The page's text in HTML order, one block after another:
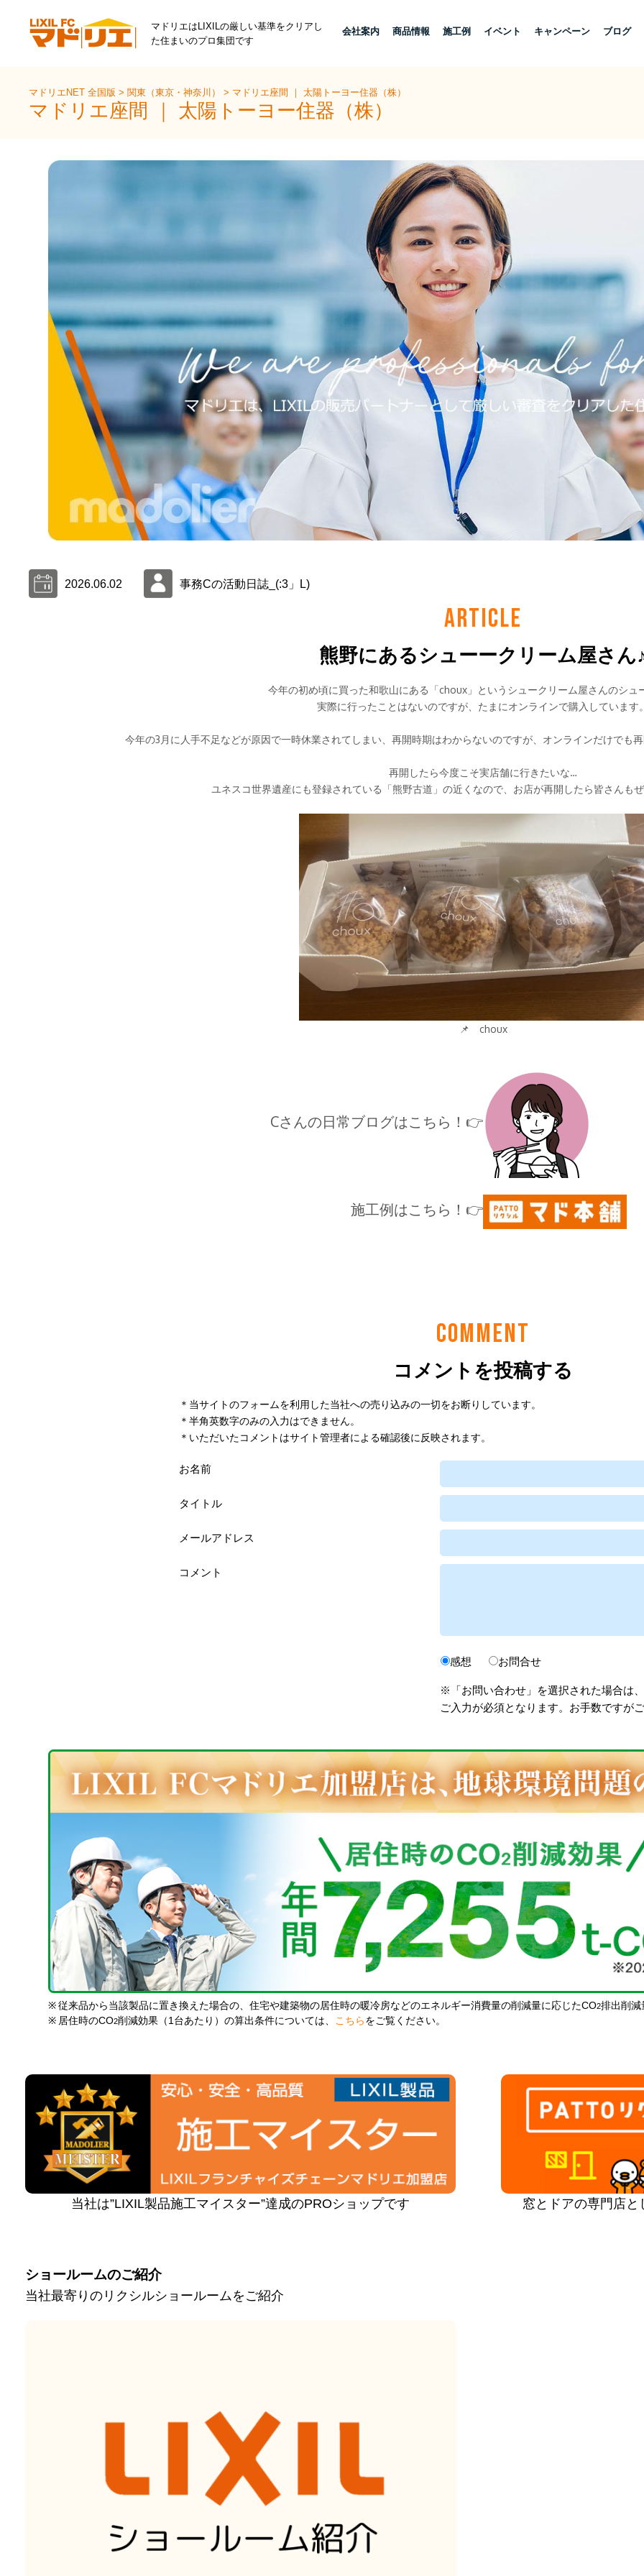
マドリエはLIXILの厳しい基準をクリアし
た住まいのプロ集団です
会社案内 商品情報 施工例 イベント キャンペーン ブログ
マドリエNET 全国版>関東（東京・神奈川）> マドリエ座間 ｜ 太陽トーヨー住器（株）
マドリエ座間 ｜ 太陽トーヨー住器（株）
2026.06.02 事務Cの活動日誌_(:3」L)
ARTICLE
熊野にあるシューークリーム屋さん
COMMENT
コメントを投稿する
＊当サイトのフォームを利用した当社への売り込みの一切をお断りしています。
＊半角英数字のみの入力はできません。
＊いただいたコメントはサイト管理者による確認後に反映されます。
お名前
タイトル
メールアドレス
コメント
感想 お問合せ
※「お問い合わせ」を選択された場合は
ご入力が必須となります。お手数ですが
※ 従来品から当該製品に置き換えた場合の、住宅や建築物の居住時の暖冷房などのエネルギー消費量の削減量に応じたCO2排出削減
※ 居住時のCO2削減効果（1台あたり）の算出条件については、 こちら をご覧ください。
当社は”LIXIL製品施工マイスター”達成のPROショップです 窓とドアの専門店
ショールームのご紹介
当社最寄りのリクシルショールームをご紹介